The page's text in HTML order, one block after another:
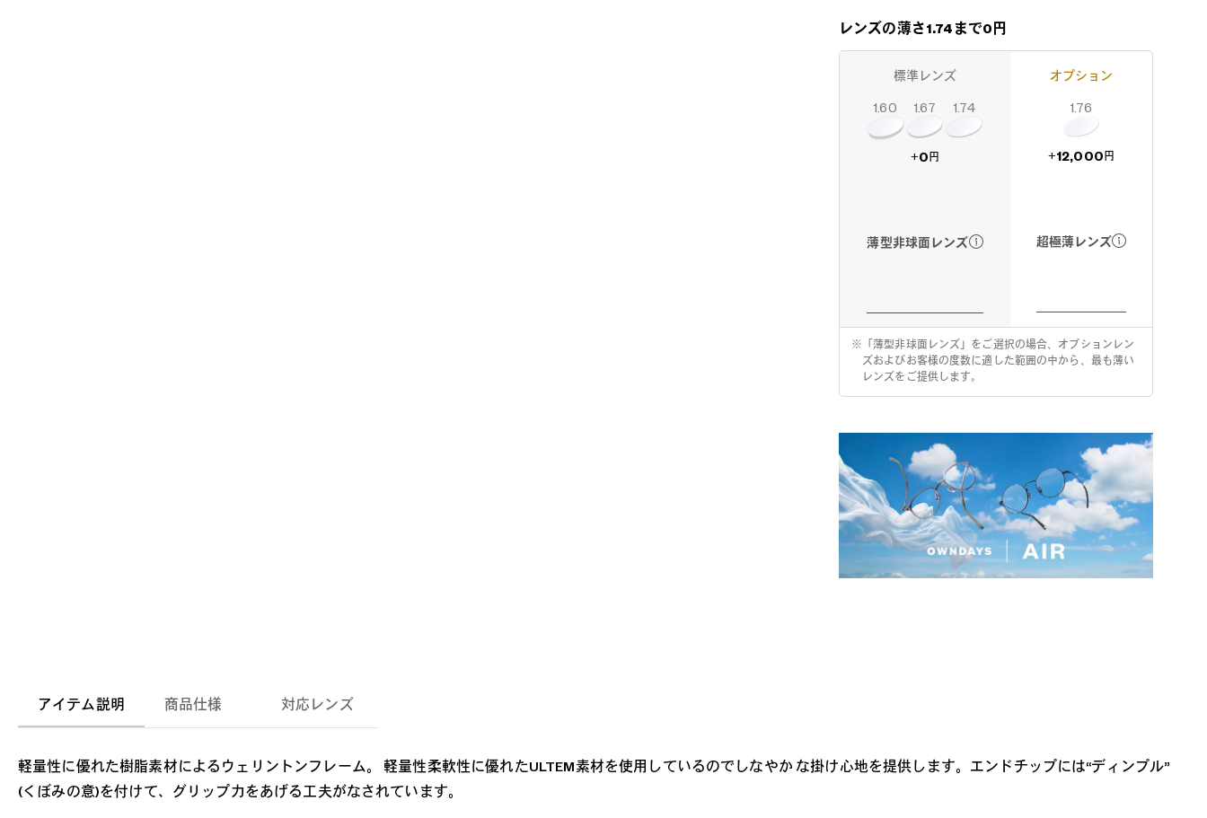
レンズの薄さ1.74まで0円
標準レンズ
1.60 1.67 1.74
+0 円
薄型非球面レンズ
オプション
1.76
+12,000 円
超極薄レンズ
※
「薄型非球面レンズ」をご選択の場合、オプションレン
ズおよびお客様の度数に適した範囲の中から、最も薄い
レンズをご提供します。
アイテム説明 商品仕様 対応レンズ
軽量性に優れた樹脂素材によるウェリントンフレーム。 軽量性柔軟性に優れたULTEM素材を使用しているのでしなやか な掛け心地を提供します。エンドチップには“ディンプル”
(くぼみの意)を付けて、グリップ力をあげる工夫がなされています。